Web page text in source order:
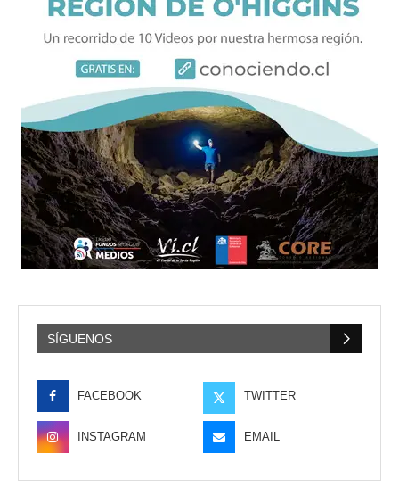
SÍGUENOS
FACEBOOK TWITTER
INSTAGRAM EMAIL